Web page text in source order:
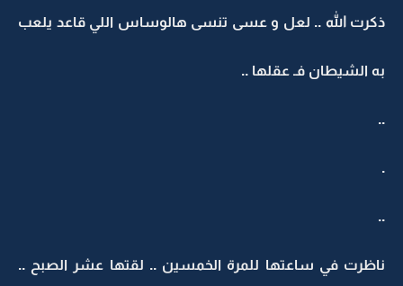
ذكرت الله .. لعل و عسى تنسى هالوساس اللي قاعد يلعب
به الشيطان فـ عقلها ..
..
.
..
ناظرت في ساعتها للمرة الخمسين .. لقتها عشر الصبح ..